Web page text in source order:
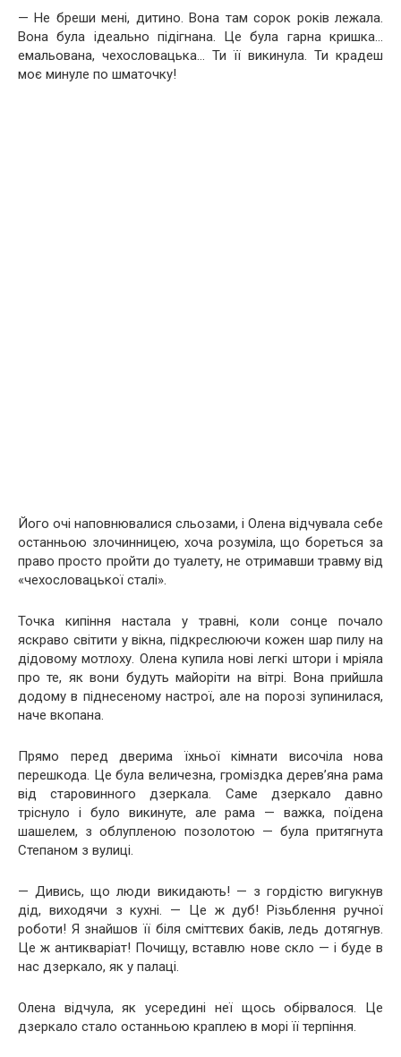
— Не бреши мені, дитино. Вона там сорок років лежала.
Вона була ідеально підігнана. Це була гарна кришка…
емальована, чехословацька… Ти її викинула. Ти крадеш
моє минуле по шматочку!
Його очі наповнювалися сльозами, і Олена відчувала себе
останньою злочинницею, хоча розуміла, що бореться за
право просто пройти до туалету, не отримавши травму від
«чехословацької сталі».
Точка кипіння настала у травні, коли сонце почало
яскраво світити у вікна, підкреслюючи кожен шар пилу на
дідовому мотлоху. Олена купила нові легкі штори і мріяла
про те, як вони будуть майоріти на вітрі. Вона прийшла
додому в піднесеному настрої, але на порозі зупинилася,
наче вкопана.
Прямо перед дверима їхньої кімнати височіла нова
перешкода. Це була величезна, громіздка дерев’яна рама
від старовинного дзеркала. Саме дзеркало давно
тріснуло і було викинуте, але рама — важка, поїдена
шашелем, з облупленою позолотою — була притягнута
Степаном з вулиці.
— Дивись, що люди викидають! — з гордістю вигукнув
дід, виходячи з кухні. — Це ж дуб! Різьблення ручної
роботи! Я знайшов її біля сміттєвих баків, ледь дотягнув.
Це ж антикваріат! Почищу, вставлю нове скло — і буде в
нас дзеркало, як у палаці.
Олена відчула, як усередині неї щось обірвалося. Це
дзеркало стало останньою краплею в морі її терпіння.